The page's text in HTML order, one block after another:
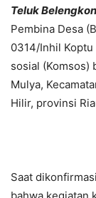
Teluk
Pembina Desa
0314/Inhil
sosial (Komsos)
Mulya,
Hilir, provinsi
Saat
bahwa kegiatan